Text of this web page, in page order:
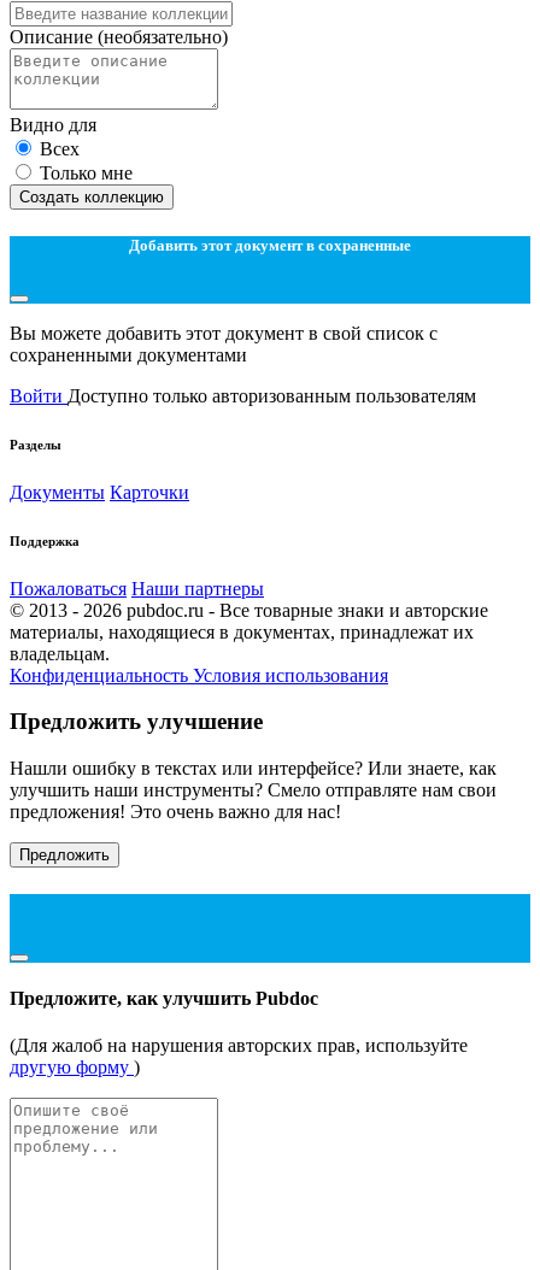
Описание (необязательно)
Видно для
Всех
Только мне
Создать коллекцию
Добавить этот документ в сохраненные
Вы можете добавить этот документ в свой список с
сохраненными документами
Войти Доступно только авторизованным пользователям
Разделы
Документы Карточки
Поддержка
Пожаловаться Наши партнеры
© 2013 - 2026 pubdoc.ru - Все товарные знаки и авторские
материалы, находящиеся в документах, принадлежат их
владельцам.
Конфиденциальность Условия использования
Предложить улучшение
Нашли ошибку в текстах или интерфейсе? Или знаете, как
улучшить наши инструменты? Смело отправляте нам свои
предложения! Это очень важно для нас!
Предложить
Предложите, как улучшить Pubdoc
(Для жалоб на нарушения авторских прав, используйте
другую форму )